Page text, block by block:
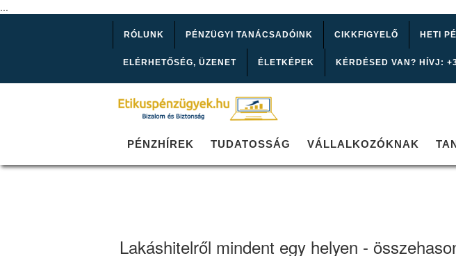
...
RÓLUNK PÉNZÜGYI TANÁCSADÓINK CIKKFIGYELŐ HETI
ELÉRHETŐSÉG, ÜZENET ÉLETKÉPEK KÉRDÉSED VAN? HÍVJ:
PÉNZHÍREK TUDATOSSÁG VÁLLALKOZÓKNAK
Lakáshitelről mindent egy helyen -